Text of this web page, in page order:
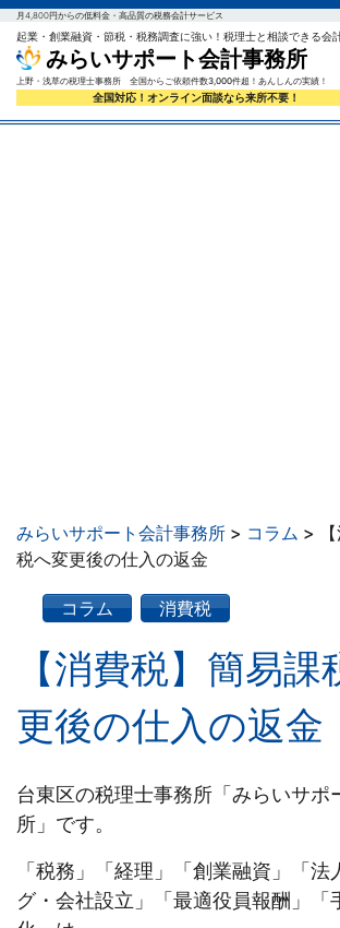
月4,800円からの低料金・高品質の税務会計サービス
起業・創業融資・節税・税務調査に強い！税理士と相談できる会
みらいサポート会計事務所
上野・浅草の税理士事務所 全国からご依頼件数3,000件超！あんしんの実績！
全国対応！オンライン面談なら来所不要！
みらいサポート会計事務所 > コラム >
税へ変更後の仕入の返金
コラム 消費税
【消費税】簡易課
更後の仕入の返金
台東区の税理士事務所「みらいサポ
所」です。
「税務」「経理」「創業融資」「法
グ・会社設立」「最適役員報酬」「